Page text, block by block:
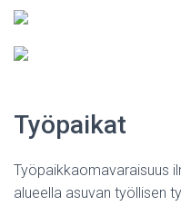
Työpaikat
Työpaikkaomavaraisuus
alueella asuvan työllisen